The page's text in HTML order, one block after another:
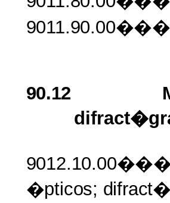
9011.90.00���
90.12
�pticos;